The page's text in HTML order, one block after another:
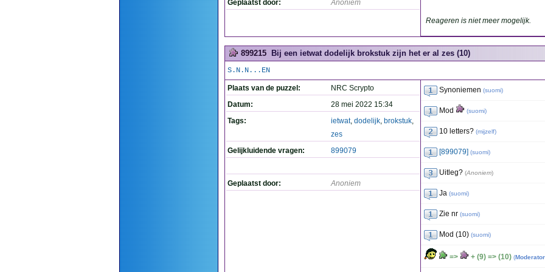
Geplaatst door: Anoniem
Reageren is niet meer mogelijk.
899215 Bij een ietwat dodelijk brokstuk zijn het er al zes (10)
S.N.N...EN
Plaats van de puzzel:
NRC Scrypto
Datum:
28 mei 2022 15:34
Tags:
ietwat, dodelijk, brokstuk,
zes
Gelijkluidende vragen:
899079
Geplaatst door: Anoniem
Synoniemen (suomi)
Mod (suomi)
10 letters? (mijzelf)
[899079] (suomi)
Uitleg? (Anoniem)
Ja (suomi)
Zie nr (suomi)
Mod (10) (suomi)
=> + (9) => (10) (Moderator